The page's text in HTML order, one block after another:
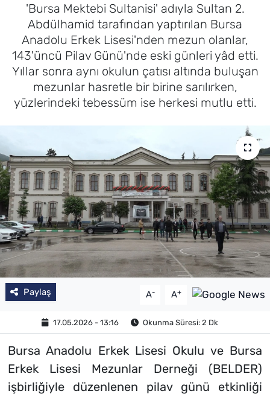
'Bursa Mektebi Sultanisi' adıyla Sultan 2.
Abdülhamid tarafından yaptırılan Bursa
Anadolu Erkek Lisesi'nden mezun olanlar,
143'üncü Pilav Günü'nde eski günleri yâd etti.
Yıllar sonra aynı okulun çatısı altında buluşan
mezunlar hasretle bir birine sarılırken,
yüzlerindeki tebessüm ise herkesi mutlu etti.
Paylaş A- A+
17.05.2026 - 13:16 Okunma Süresi: 2 Dk
Bursa Anadolu Erkek Lisesi Okulu ve Bursa
Erkek Lisesi Mezunlar Derneği (BELDER)
işbirliğiyle düzenlenen pilav günü etkinliği